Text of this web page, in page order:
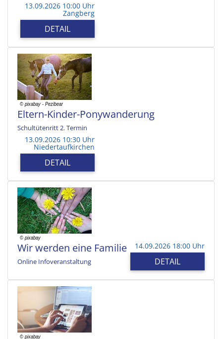
13.09.2026 10:00 Uhr
Zangberg
DETAIL
Eltern-Kinder-Ponywanderung
Schultütenritt 2. Termin
13.09.2026 10:30 Uhr
Niedertaufkirchen
DETAIL
Wir werden eine Familie
Online Infoveranstaltung
14.09.2026 18:00 Uhr
DETAIL